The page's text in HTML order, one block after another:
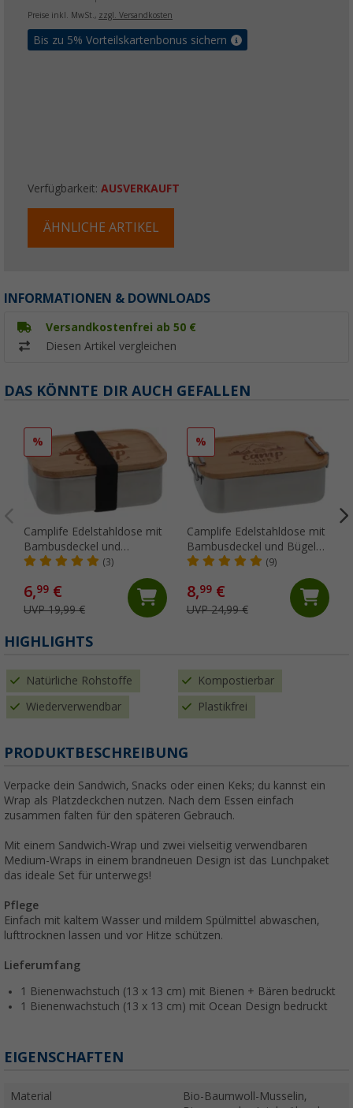
Preise inkl. MwSt., zzgl. Versandkosten
Bis zu 5% Vorteilskartenbonus sichern
Verfügbarkeit: AUSVERKAUFT
ÄHNLICHE ARTIKEL
INFORMATIONEN & DOWNLOADS
Versandkostenfrei ab 50 €
Diesen Artikel vergleichen
DAS KÖNNTE DIR AUCH GEFALLEN
%
Camplife Edelstahldose mit
Bambusdeckel und
Gummiband 800 ml
(3)
6,99 €
UVP 19,99 €
%
Camplife Edelstahldose mit
Bambusdeckel und Bügel
1200 ml
(9)
8,99€
UVP 24,99 €
HIGHLIGHTS
Natürliche Rohstoffe Kompostierbar
Wiederverwendbar Plastikfrei
PRODUKTBESCHREIBUNG
Verpacke dein Sandwich, Snacks oder einen Keks; du kannst ein
Wrap als Platzdeckchen nutzen. Nach dem Essen einfach
zusammen falten für den späteren Gebrauch.
Mit einem Sandwich-Wrap und zwei vielseitig verwendbaren
Medium-Wraps in einem brandneuen Design ist das Lunchpaket
das ideale Set für unterwegs!
Pflege
Einfach mit kaltem Wasser und mildem Spülmittel abwaschen,
lufttrocknen lassen und vor Hitze schützen.
Lieferumfang
1 Bienenwachstuch (13 x 13 cm) mit Bienen + Bären bedruckt
1 Bienenwachstuch (13 x 13 cm) mit Ocean Design bedruckt
EIGENSCHAFTEN
Material
Bio-Baumwoll-Musselin,